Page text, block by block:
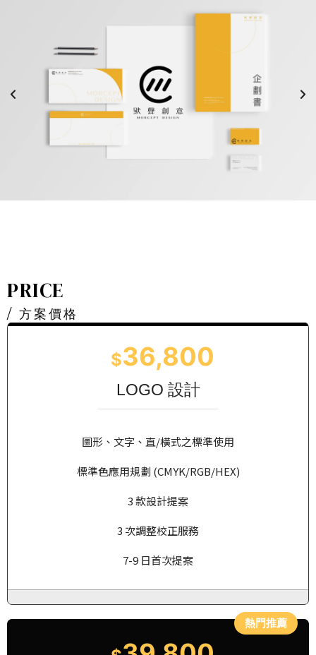
LOGO 設計
LOGO設計： 屬 CIS「視覺識別」基礎項目，經常用於圖
示 + 中/英文公司名稱，組成一個完整的企業識別標誌，
計、信封設計、型錄設計…等，均屬於CIS設計範疇之延
MORE →
CIS 設計
LOGO設計： 屬 CIS「視覺識別」基礎項目，經常用於圖
示 + 中/英文公司名稱，組成一個完整的企業識別標誌，
計、信封設計、型錄設計…等，均屬於CIS設計範疇之延
MORE →
LOGO 設計
LOGO設計： 屬 CIS「視覺識別」基礎項目，經常用於圖
示 + 中/英文公司名稱，組成一個完整的企業識別標誌，
計、信封設計、型錄設計…等，均屬於CIS設計範疇之延
MORE →
CIS 設計
LOGO設計： 屬 CIS「視覺識別」基礎項目，經常用於圖
示 + 中/英文公司名稱，組成一個完整的企業識別標誌，
計、信封設計、型錄設計…等，均屬於CIS設計範疇之延
MORE →
LOGO 設計
LOGO設計： 屬 CIS「視覺識別」基礎項目，經常用於圖
示 + 中/英文公司名稱，組成一個完整的企業識別標誌，
計、信封設計、型錄設計…等，均屬於CIS設計範疇之延
MORE →
CIS 設計
LOGO設計： 屬 CIS「視覺識別」基礎項目，經常用於圖
示 + 中/英文公司名稱，組成一個完整的企業識別標誌，
計、信封設計、型錄設計…等，均屬於CIS設計範疇之延
MORE →
PRICE
/ 方案價格
透過精心的視覺設計，讓品牌以無聲的方式傳遞信
息，成為您的最佳宣傳大使。
$36,800
LOGO 設計
圖形、文字、直/橫式之標準使用
標準色應用規劃 (CMYK/RGB/HEX)
3 款設計提案
3 次調整校正服務
7-9 日首次提案